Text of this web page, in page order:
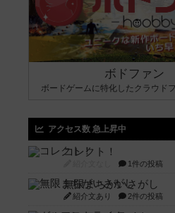
ボドファン
ボードゲームに特化したクラウド
アクセス数 急上昇中
コレクト！
1件の投稿
無限まちがいさがし
紹介文あり 2件の投稿